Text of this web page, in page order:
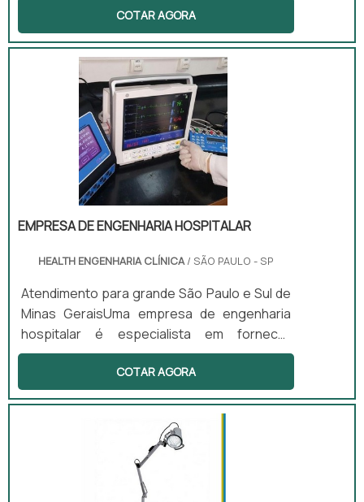
Um exemplo é o modo como a engenharia e
as novas tecnologias afetam os mecanismos
e tratamentos de saúde. E, relacionando a
engenharia e a área da saúde, há um
profissional que cada vez mais é requisitado
no mercado: o especializado em engenharia
clínica. O engenheiro é responsável por:
Relacionar e desenvolver os conhecimentos
COTAR AGORA
EMPRESA DE ENGENHARIA HOSPITALAR
HEALTH ENGENHARIA CLÍNICA/ SÃO PAULO - SP
Atendimento para grande São Paulo e Sul de
Minas GeraisUma empresa de engenharia
hospitalar é especialista em fornecer
equipamentos e aparelhos para atendimento
a pacientes, além de gerenciar todos os
processos de equipamentos de acordo com
as normas estabelecidas pela Anvisa. O
serviço oferecido pela empresa visa atender
diversos ambientes, como por exemplo:
Hospitais; Clínicas; Centros de saúde; Entre
outros.Detalhes fundamentais sobre a
COTAR AGORA